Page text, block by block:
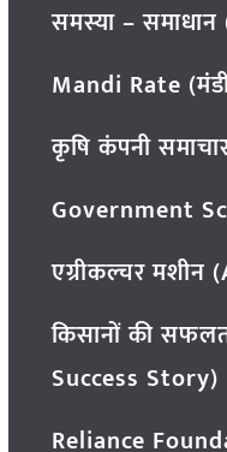
समस्या –
Mandi Rate
कृषि कंपनी
Government
एग्रीकल्चर
किसानों की
Success Story)
Reliance